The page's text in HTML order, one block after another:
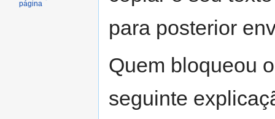
para posterior
Quem bloqueou
seguinte
página